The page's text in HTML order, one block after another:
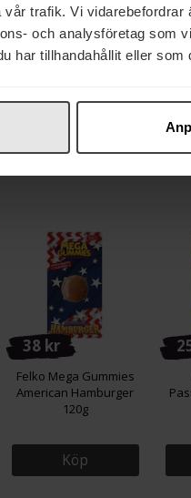
trafik. Vi
och analysföretag som
har tillhandahållit eller
122 kr
Köp
38 kr
Felko Mega Gummies
American Hamburger
120g
Köp